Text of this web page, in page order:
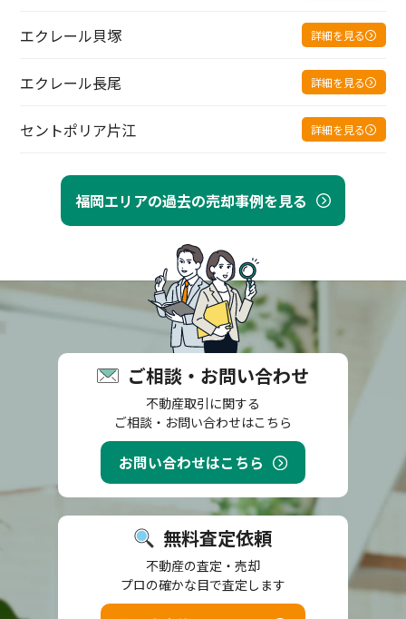
福岡エリアの過去の売却事例を見る
エクレール貝塚 詳細を見る
エクレール長尾 詳細を見る
セントポリア片江 詳細を見る
ご相談・お問い合わせ
不動産取引に関する
ご相談・お問い合わせはこちら
お問い合わせはこちら
無料査定依頼
不動産の査定・売却
プロの確かな目で査定します